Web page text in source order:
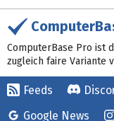
ComputerBase Pro ist
zugleich faire Variante
Feeds
Google News